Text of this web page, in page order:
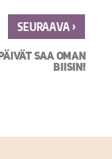
SEURAAVA›
SAA OMAN
BIISIN!